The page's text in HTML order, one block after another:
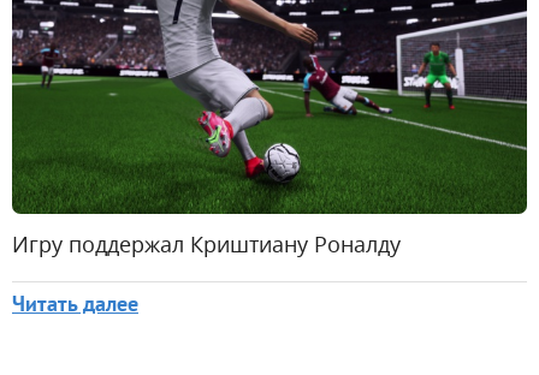
Игру поддержал Криштиану Роналду
Читать далее